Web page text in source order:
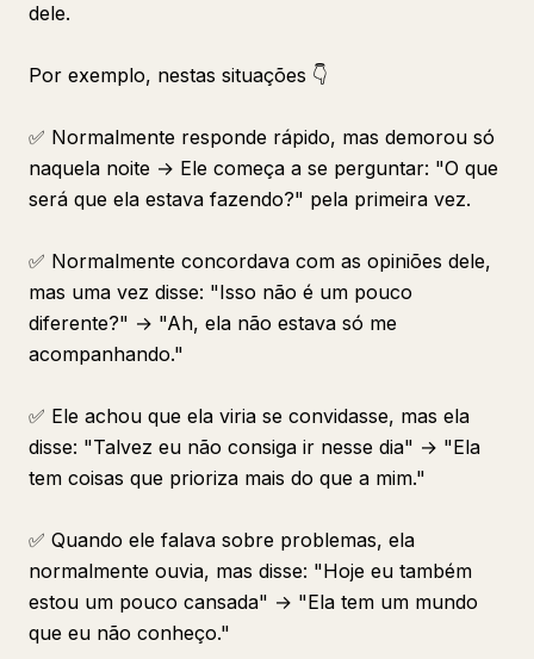
dele.
Por exemplo, nestas situações 👇
✅ Normalmente responde rápido, mas demorou só
naquela noite → Ele começa a se perguntar: "O que
será que ela estava fazendo?" pela primeira vez.
✅ Normalmente concordava com as opiniões dele,
mas uma vez disse: "Isso não é um pouco
diferente?" → "Ah, ela não estava só me
acompanhando."
✅ Ele achou que ela viria se convidasse, mas ela
disse: "Talvez eu não consiga ir nesse dia" → "Ela
tem coisas que prioriza mais do que a mim."
✅ Quando ele falava sobre problemas, ela
normalmente ouvia, mas disse: "Hoje eu também
estou um pouco cansada" → "Ela tem um mundo
que eu não conheço."